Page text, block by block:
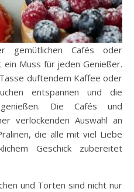
gemütlichen Cafés oder
Muss für jeden Genießer.
duftendem Kaffee oder
entspannen und die
Die Cafés und
verlockenden Auswahl an
die alle mit viel Liebe
Geschick zubereitet
und Torten sind nicht nur